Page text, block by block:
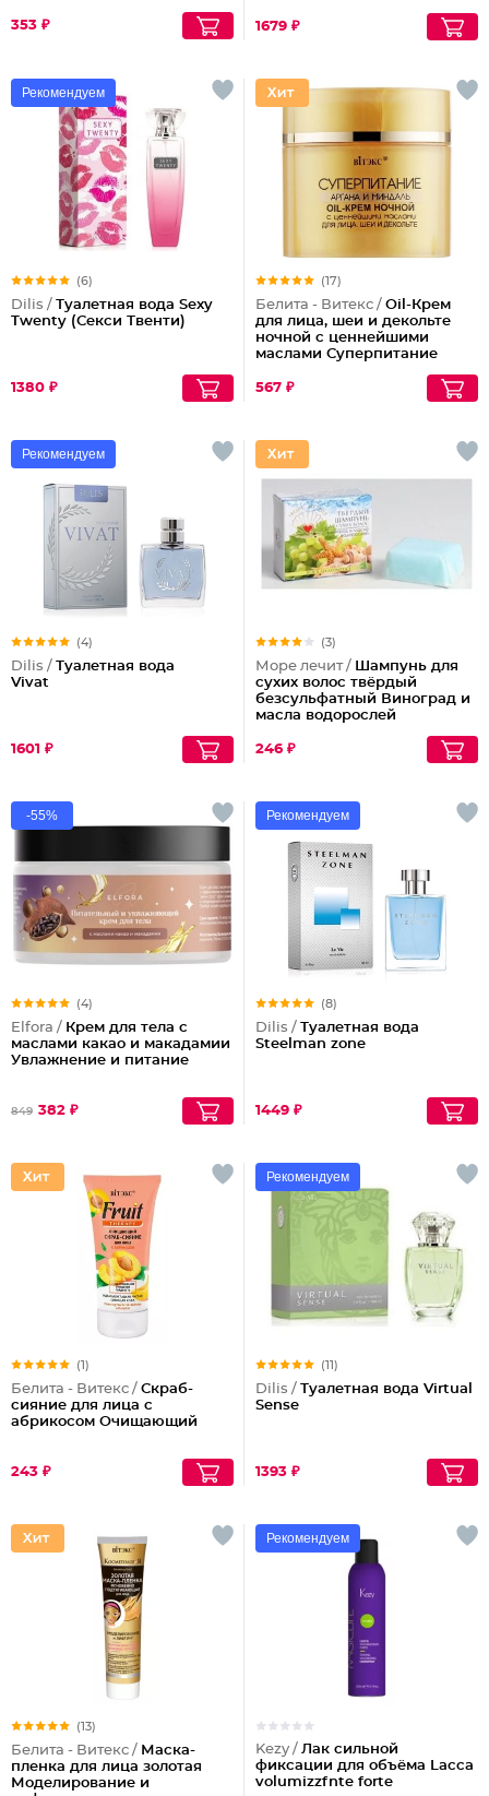
353 ₽
1679 ₽
Рекомендуем
(6)
Dilis / Туалетная вода Sexy
Twenty (Секси Твенти)
1380 ₽
(17)
Белита - Витекс / Oil-Крем
для лица, шеи и декольте
ночной с ценнейшими
маслами Суперпитание
567 ₽
Рекомендуем
(4)
Dilis / Туалетная вода
Vivat
1601 ₽
(3)
Море лечит / Шампунь для
сухих волос твёрдый
безсульфатный Виноград и
масла водорослей
246 ₽
-55%
(4)
Elfora / Крем для тела с
маслами какао и макадамии
Увлажнение и питание
849 382 ₽
Рекомендуем
(8)
Dilis / Туалетная вода
Steelman zone
1449 ₽
(1)
Белита - Витекс / Скраб-
сияние для лица с
абрикосом Очищающий
243 ₽
Рекомендуем
(11)
Dilis / Туалетная вода Virtual
Sense
1393 ₽
(13)
Белита - Витекс / Маска-
пленка для лица золотая
Моделирование и
Рекомендуем
Kezy / Лак сильной
фиксации для объёма Lacca
volumizzfnte forte